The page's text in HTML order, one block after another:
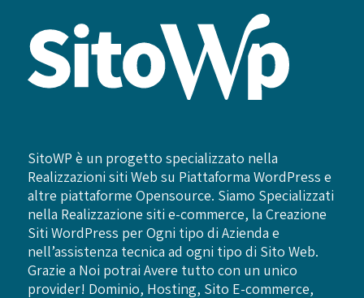
SitoWP è un progetto specializzato nella
Realizzazioni siti Web su Piattaforma WordPress e
altre piattaforme Opensource. Siamo Specializzati
nella Realizzazione siti e-commerce, la Creazione
Siti WordPress per Ogni tipo di Azienda e
nell’assistenza tecnica ad ogni tipo di Sito Web.
Grazie a Noi potrai Avere tutto con un unico
provider! Dominio, Hosting, Sito E-commerce,